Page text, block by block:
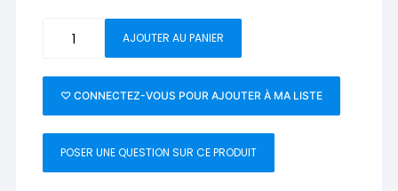
Venom
Playing
Cards
(Plus
Card
AJOUTER AU PANIER
♡ CONNECTEZ-VOUS POUR AJOUTER À MA LISTE
POSER UNE QUESTION SUR CE PRODUIT